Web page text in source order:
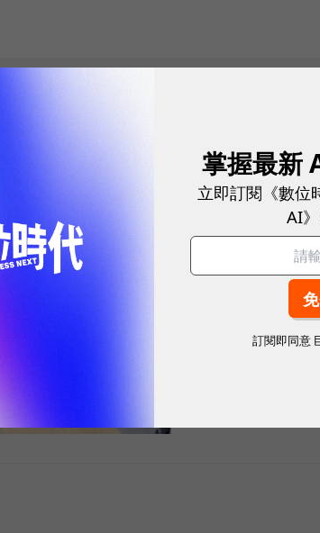
AI NAS
的成本、
地端AI瓶頸不只模
掌握最新
立即訂閱《數位
AI
訂閱即同意